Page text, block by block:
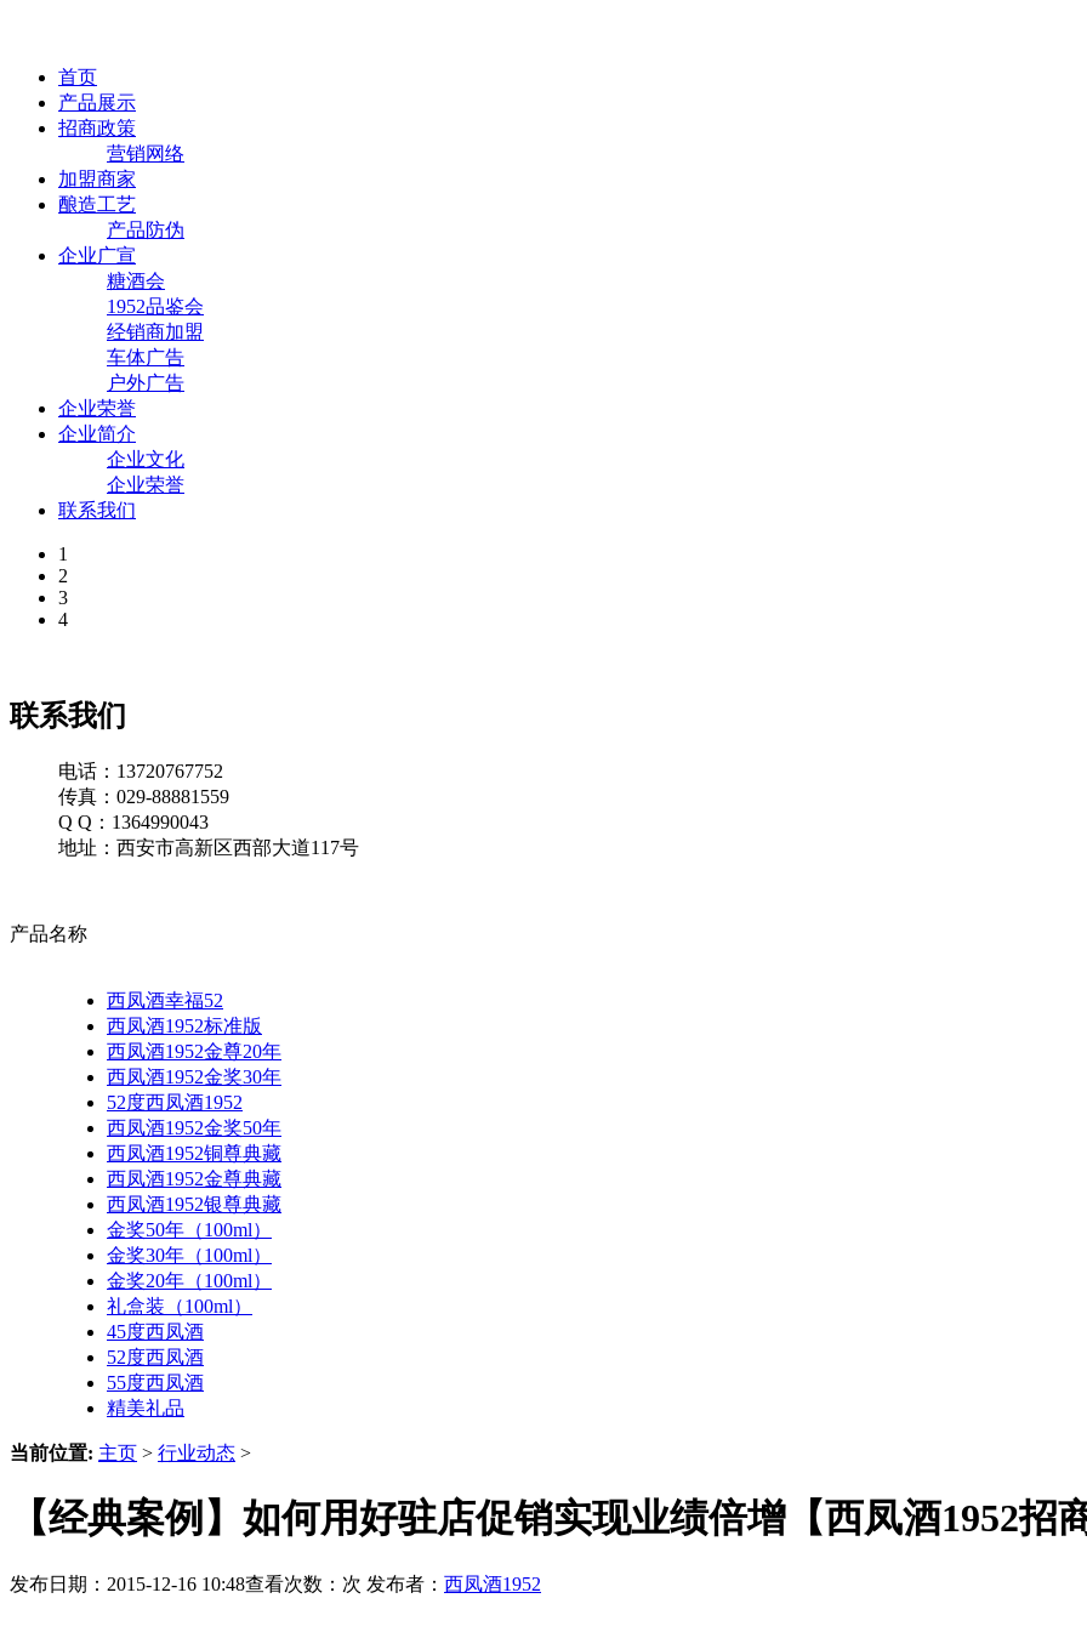
首页
产品展示
招商政策
营销网络
加盟商家
酿造工艺
产品防伪
企业广宣
糖酒会
1952品鉴会
经销商加盟
车体广告
户外广告
企业荣誉
企业简介
企业文化
企业荣誉
联系我们
1
2
3
4
联系我们
电话：13720767752
传真：029-88881559
Q Q：1364990043
地址：西安市高新区西部大道117号
产品名称
西凤酒幸福52
西凤酒1952标准版
西凤酒1952金尊20年
西凤酒1952金奖30年
52度西凤酒1952
西凤酒1952金奖50年
西凤酒1952铜尊典藏
西凤酒1952金尊典藏
西凤酒1952银尊典藏
金奖50年（100ml）
金奖30年（100ml）
金奖20年（100ml）
礼盒装（100ml）
45度西凤酒
52度西凤酒
55度西凤酒
精美礼品
当前位置: 主页 > 行业动态 >
【经典案例】如何用好驻店促销实现业绩倍增【西凤酒1952招
发布日期：2015-12-16 10:48查看次数： 次 发布者： 西凤酒1952